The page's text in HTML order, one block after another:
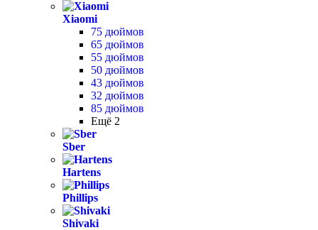
Xiaomi
75 дюймов
65 дюймов
55 дюймов
50 дюймов
43 дюймов
32 дюймов
85 дюймов
Ещё 2
Sber
Hartens
Phillips
Shivaki